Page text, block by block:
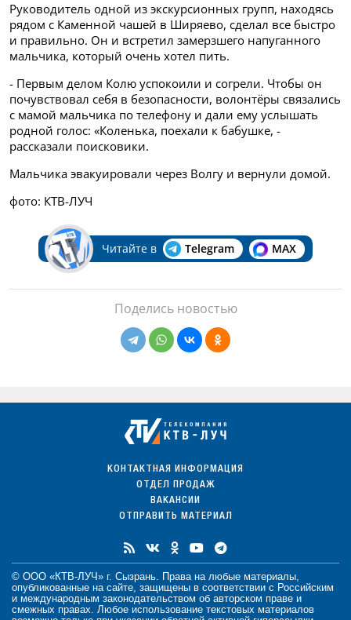
Руководитель одной из экскурсионных групп, находясь
рядом с Каменной чашей в Ширяево, сделал все быстро
и правильно. Он и встретил замерзшего напуганного
мальчика, который очень хотел пить.
- Первым делом Колю успокоили и согрели. Чтобы он
почувствовал себя в безопасности, волонтёры связались
с мамой мальчика по телефону и дали ему услышать
родной голос: «Коленька, поехали к бабушке, -
рассказали поисковики.
Мальчика эвакуировали через Волгу и вернули домой.
фото: КТВ-ЛУЧ
Читайте в Telegram MAX
Поделись новостью
КОНТАКТНАЯ ИНФОРМАЦИЯ
ОТДЕЛ ПРОДАЖ
ВАКАНСИИ
ОТПРАВИТЬ МАТЕРИАЛ
© ООО «КТВ-ЛУЧ» г. Сызрань. Права на любые материалы,
опубликованные на сайте, защищены в соответствии с Российским
и международным законодательством об авторском праве и
смежных правах. Любое использование текстовых материалов